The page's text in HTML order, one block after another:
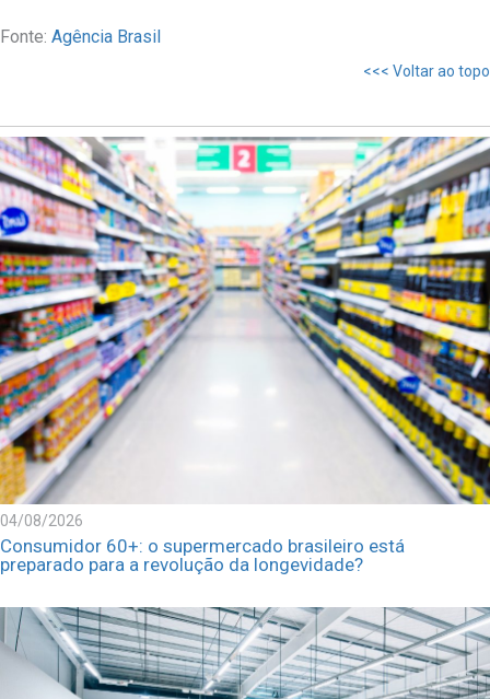
Fonte: Agência Brasil
<<< Voltar ao topo
04/08/2026
Consumidor 60+: o supermercado brasileiro está
preparado para a revolução da longevidade?